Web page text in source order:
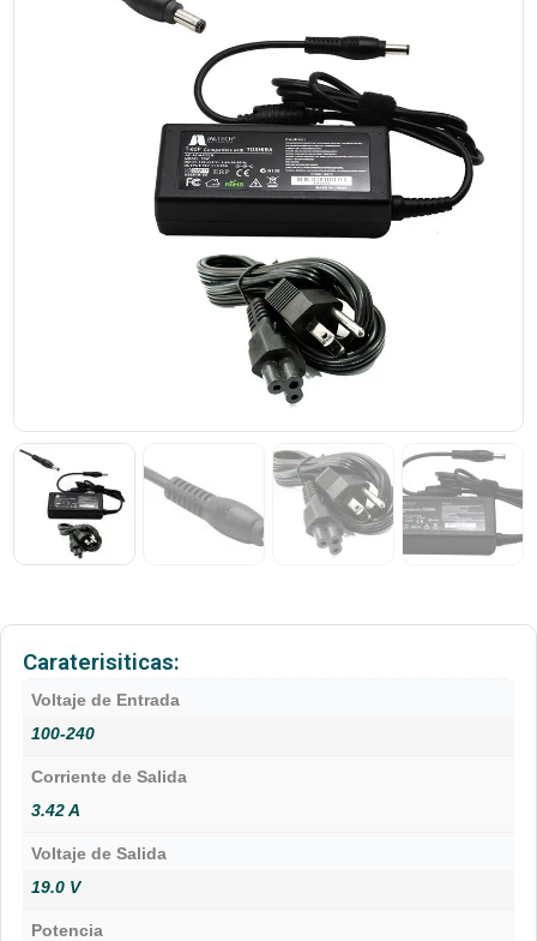
Caraterisiticas:
Voltaje de Entrada
100-240
Corriente de Salida
3.42 A
Voltaje de Salida
19.0 V
Potencia